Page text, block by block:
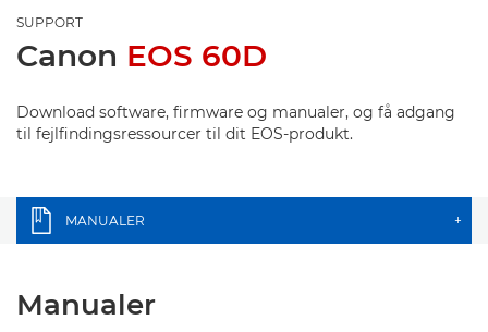
SUPPORT
Canon EOS 60D
Download software, firmware og manualer, og få adgang
til fejlfindingsressourcer til dit EOS-produkt.
MANUALER +
Manualer